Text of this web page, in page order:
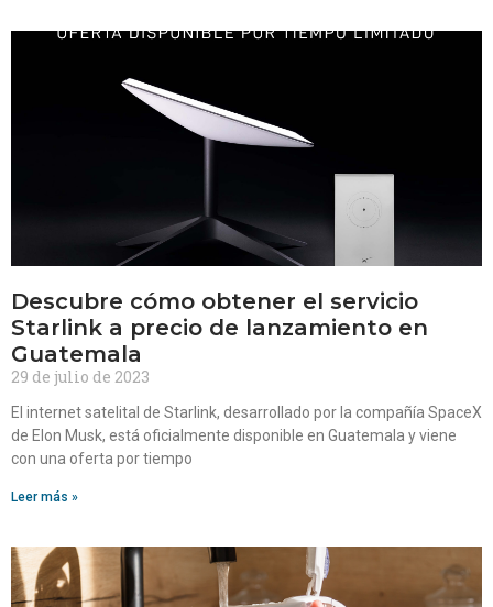
Descubre cómo obtener el servicio
Starlink a precio de lanzamiento en
Guatemala
29 de julio de 2023
El internet satelital de Starlink, desarrollado por la compañía SpaceX
de Elon Musk, está oficialmente disponible en Guatemala y viene
con una oferta por tiempo
Leer más »